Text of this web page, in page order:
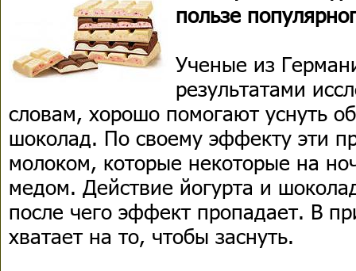
пользе
Ученые из
результатами
словам, хорошо помогают уснуть
шоколад. По своему эффекту эти
молоком, которые некоторые на
медом. Действие йогурта и
после чего эффект пропадает. В
хватает на то, чтобы заснуть.